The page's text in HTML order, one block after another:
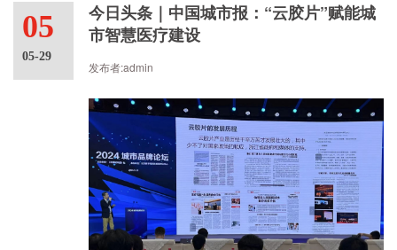
05
05-29
今日头条｜中国城市报：“云胶片”赋能城
市智慧医疗建设
发布者:admin